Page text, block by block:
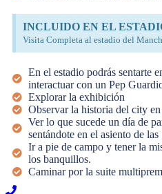
INCLUIDO EN EL
Visita Completa al estadio del
En el estadio podrás sentarte
interactuar con un Pep
Explorar la exhibición
Observar la historia del city
Ver lo que sucede un día de
sentándote en el asiento de las
Ir a pie de campo y tener la
los banquillos.
Caminar por la suite